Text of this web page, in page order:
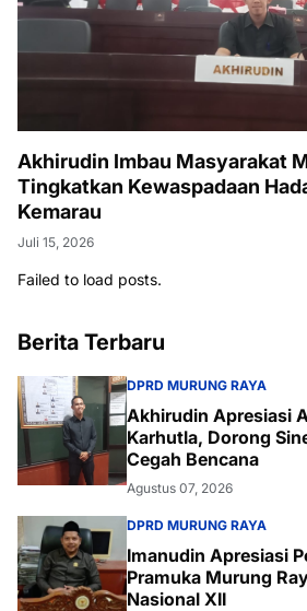
Akhirudin Imbau Masyarakat
Tingkatkan Kewaspadaan
Kemarau
Juli 15, 2026
Failed to load posts.
Berita Terbaru
DPRD MURUNG RAYA
Akhirudin Apresiasi
Karhutla, Dorong
Cegah Bencana
Agustus 07, 2026
DPRD MURUNG RAYA
Imanudin Apresiasi
Pramuka Murung
Nasional XII